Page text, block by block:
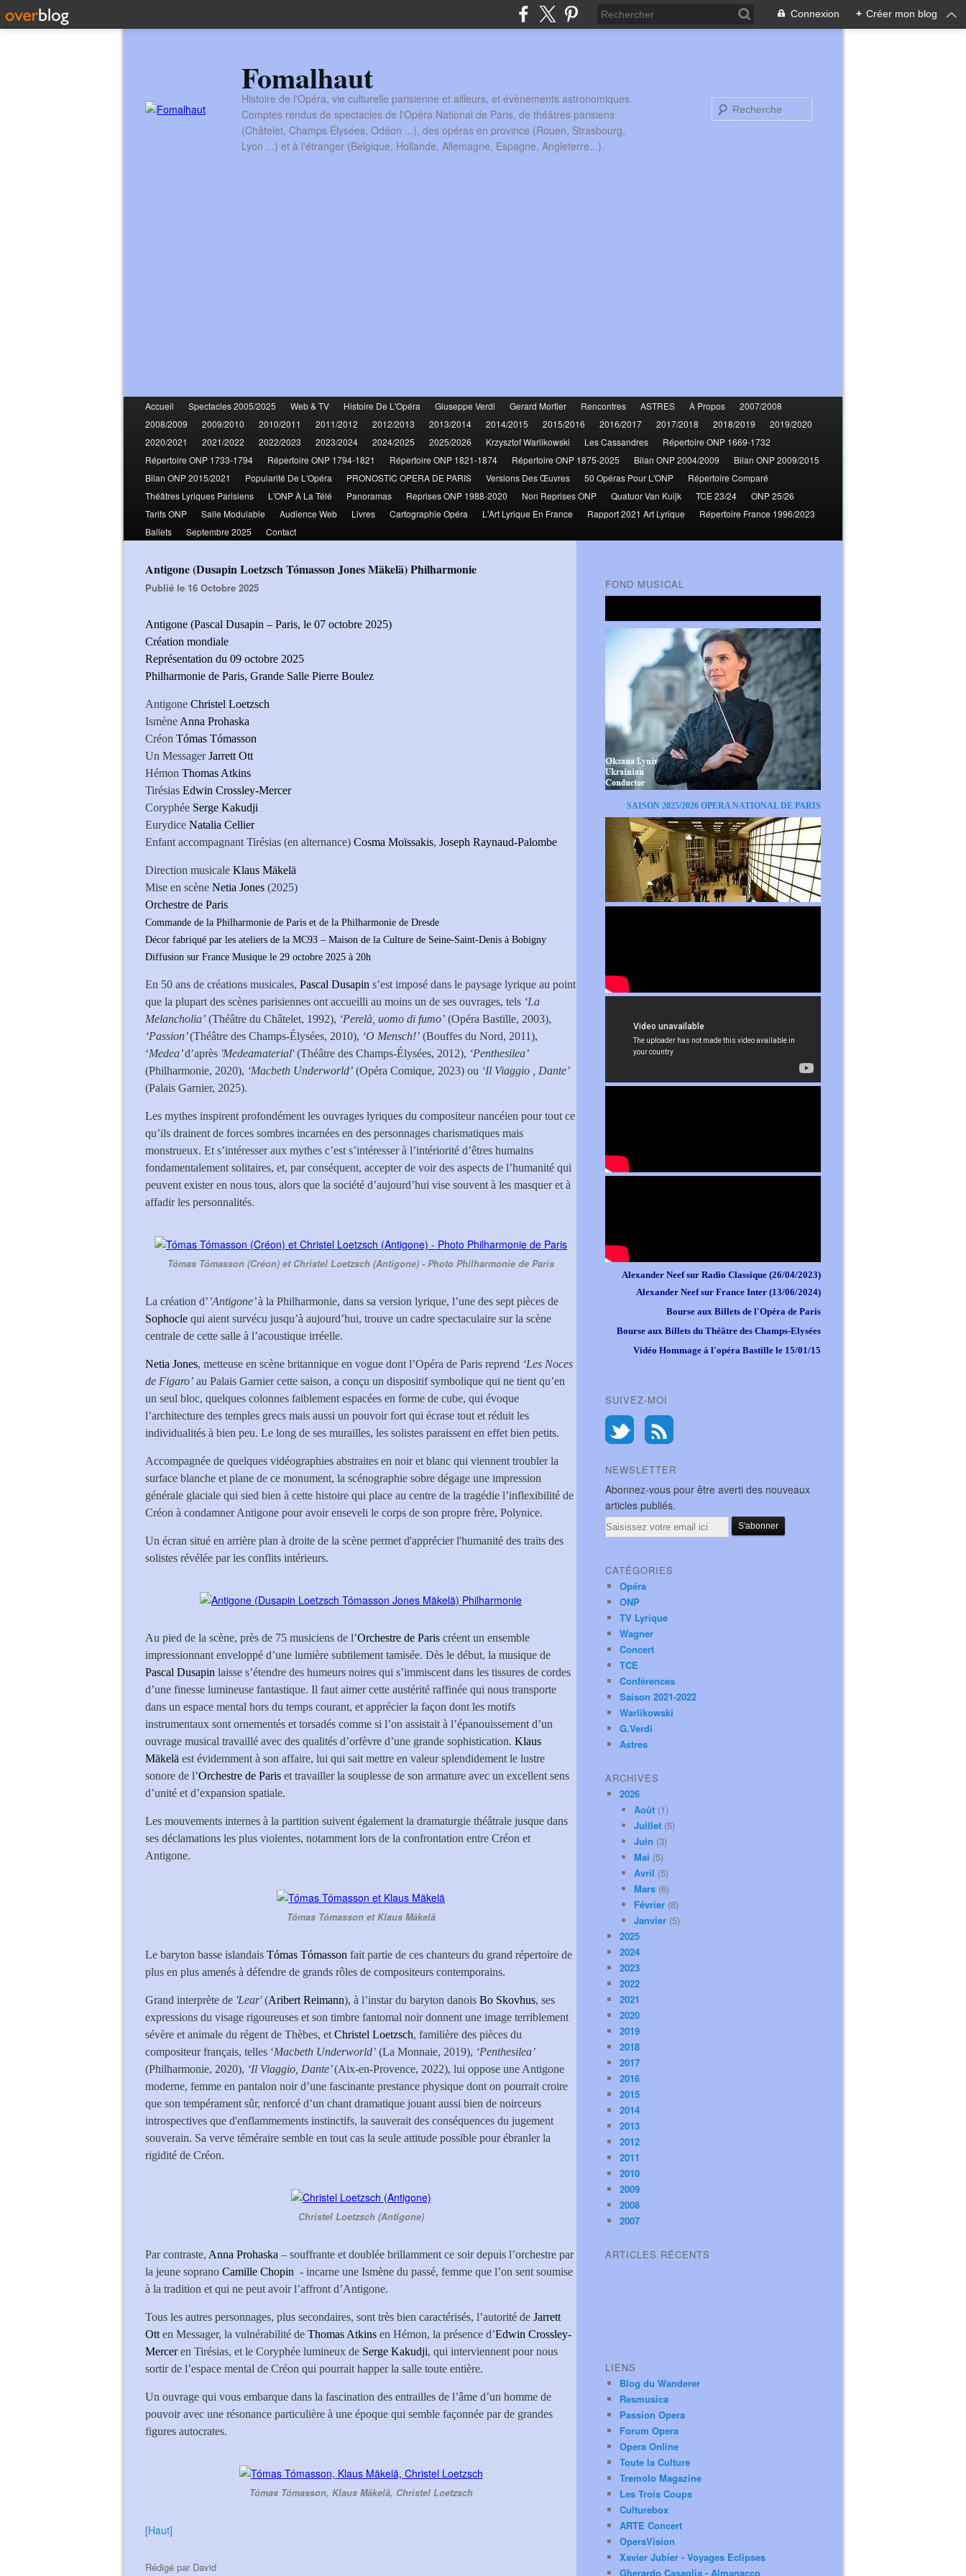
Connexion + Créer mon blog
Fomalhaut
Histoire de l'Opéra, vie culturelle parisienne et ailleurs, et évènements astronomiques.
Comptes rendus de spectacles de l'Opéra National de Paris, de théâtres parisiens
(Châtelet, Champs Élysées, Odéon ...), des opéras en province (Rouen, Strasbourg,
Lyon ...) et à l'étranger (Belgique, Hollande, Allemagne, Espagne, Angleterre...).
Accueil Spectacles 2005/2025 Web & TV Histoire De L'Opéra Giuseppe Verdi Gerard Mortier Rencontres ASTRES À Propos
2007/2008
2008/2009
2009/2010 2010/2011 2011/2012 2012/2013 2013/2014 2014/2015 2015/2016 2016/2017 2017/2018 2018/2019
2019/2020
2020/2021
2021/2022 2022/2023 2023/2024 2024/2025 2025/2026 Krzysztof Warlikowski Les Cassandres
Répertoire ONP 1669-1732
Répertoire ONP 1733-1794
Répertoire ONP 1794-1821 Répertoire ONP 1821-1874 Répertoire ONP 1875-2025 Bilan ONP 2004/2009
Bilan ONP 2009/2015
Bilan ONP 2015/2021
Popularité De L'Opéra PRONOSTIC OPERA DE PARIS Versions Des Œuvres 50 Opéras Pour L'ONP
Répertoire Comparé
Théâtres Lyriques Parisiens
L'ONP À La Télé Panoramas Reprises ONP 1988-2020 Non Reprises ONP Quatuor Van Kuijk TCE 23/24
ONP 25/26
Tarifs ONP
Salle Modulable Audience Web Livres Cartographie Opéra L'Art Lyrique En France Rapport 2021 Art Lyrique
Répertoire France 1996/2023
Ballets
Septembre 2025 Contact
Antigone (Dusapin Loetzsch Tómasson Jones Mäkelä) Philharmonie
Publié le 16 Octobre 2025
Antigone (Pascal Dusapin – Paris, le 07 octobre 2025)
Création mondiale
Représentation du 09 octobre 2025
Philharmonie de Paris, Grande Salle Pierre Boulez
Antigone Christel Loetzsch
Ismène Anna Prohaska
Créon Tómas Tómasson
Un MessagerJarrett Ott
Hémon Thomas Atkins
Tirésias Edwin Crossley-Mercer
Coryphée Serge Kakudji
Eurydice Natalia Cellier
Enfant accompagnant Tirésias (en alternance) Cosma Moïssakis, Joseph Raynaud-Palombe
Direction musicale Klaus Mäkelä
Mise en scène Netia Jones (2025)
Orchestre de Paris
Commande de la Philharmonie de Paris et de la Philharmonie de Dresde
Décor fabriqué par les ateliers de la MC93 – Maison de la Culture de Seine-Saint-Denis à Bobigny
Diffusion sur France Musique le 29 octobre 2025 à 20h
En 50 ans de créations musicales, Pascal Dusapin s’est imposé dans le paysage lyrique au point
que la plupart des scènes parisiennes ont accueilli au moins un de ses ouvrages, tels ‘La
Melancholia’ (Théâtre du Châtelet, 1992), ‘Perelà, uomo di fumo’ (Opéra Bastille, 2003),
‘Passion’(Théâtre des Champs-Élysées, 2010), ‘O Mensch!’ (Bouffes du Nord, 2011),
‘Medea’d’après 'Medeamaterial'(Théâtre des Champs-Élysées, 2012), ‘Penthesilea’
(Philharmonie, 2020), ‘Macbeth Underworld’ (Opéra Comique, 2023) ou ‘Il Viaggio , Dante’
(Palais Garnier, 2025).
Les mythes inspirent profondément les ouvrages lyriques du compositeur nancéien pour tout ce
qu’ils drainent de forces sombres incarnées en des personnages charismatiques mais
monstrueux. Et s’intéresser aux mythes c’est s’intéresser à l’intériorité d’êtres humains
fondamentalement solitaires, et, par conséquent, accepter de voir des aspects de l’humanité qui
peuvent exister en nous tous, alors que la société d’aujourd’hui vise souvent à les masquer et à
affadir les personnalités.
Tómas Tómasson (Créon) et Christel Loetzsch (Antigone) - Photo Philharmonie de Paris
La création d’’Antigone’à la Philharmonie, dans sa version lyrique, l’une des sept pièces de
Sophocle qui aient survécu jusqu’à aujourd’hui, trouve un cadre spectaculaire sur la scène
centrale de cette salle à l’acoustique irréelle.
Netia Jones, metteuse en scène britannique en vogue dont l’Opéra de Paris reprend ‘Les Noces
de Figaro’ au Palais Garnier cette saison, a conçu un dispositif symbolique qui ne tient qu’en
un seul bloc, quelques colonnes faiblement espacées en forme de cube, qui évoque
l’architecture des temples grecs mais aussi un pouvoir fort qui écrase tout et réduit les
individualités à bien peu. Le long de ses murailles, les solistes paraissent en effet bien petits.
Accompagnée de quelques vidéographies abstraites en noir et blanc qui viennent troubler la
surface blanche et plane de ce monument, la scénographie sobre dégage une impression
générale glaciale qui sied bien à cette histoire qui place au centre de la tragédie l’inflexibilité de
Créon à condamner Antigone pour avoir enseveli le corps de son propre frère, Polynice.
Un écran situé en arrière plan à droite de la scène permet d'apprécier l'humanité des traits des
solistes révélée par les conflits intérieurs.
Au pied de la scène, près de 75 musiciens de l’Orchestre de Paris créent un ensemble
impressionnant enveloppé d’une lumière subtilement tamisée. Dès le début, la musique de
Pascal Dusapin laisse s’étendre des humeurs noires qui s’immiscent dans les tissures de cordes
d’une finesse lumineuse fantastique. Il faut aimer cette austérité raffinée qui nous transporte
dans un espace mental hors du temps courant, et apprécier la façon dont les motifs
instrumentaux sont ornementés et torsadés comme si l’on assistait à l’épanouissement d’un
ouvrage musical travaillé avec des qualités d’orfèvre d’une grande sophistication. Klaus
Mäkelä est évidemment à son affaire, lui qui sait mettre en valeur splendidement le lustre
sonore de l’Orchestre de Paris et travailler la souplesse de son armature avec un excellent sens
d’unité et d’expansion spatiale.
Les mouvements internes à la partition suivent également la dramaturgie théâtrale jusque dans
ses déclamations les plus violentes, notamment lors de la confrontation entre Créon et
Antigone.
Tómas Tómasson et Klaus Mäkelä
Le baryton basse islandais Tómas Tómasson fait partie de ces chanteurs du grand répertoire de
plus en plus amenés à défendre de grands rôles de compositeurs contemporains.
Grand interprète de 'Lear'(Aribert Reimann), à l’instar du baryton danois Bo Skovhus, ses
expressions du visage rigoureuses et son timbre fantomal noir donnent une image terriblement
sévère et animale du régent de Thèbes, et Christel Loetzsch, familière des pièces du
compositeur français, telles ‘Macbeth Underworld’ (La Monnaie, 2019), ‘Penthesilea’
(Philharmonie, 2020), ‘Il Viaggio, Dante’(Aix-en-Provence, 2022), lui oppose une Antigone
moderne, femme en pantalon noir d’une fascinante prestance physique dont on pourrait croire
que son tempérament sûr, renforcé d’un chant dramatique jouant aussi bien de noirceurs
introspectives que d'enflammements instinctifs, la sauverait des conséquences du jugement
souverain. Sa verve téméraire semble en tout cas la seule attitude possible pour ébranler la
rigidité de Créon.
Christel Loetzsch (Antigone)
Par contraste, Anna Prohaska – souffrante et doublée brillamment ce soir depuis l’orchestre par
la jeune soprano Camille Chopin - incarne une Ismène du passé, femme que l’on sent soumise
à la tradition et qui ne peut avoir l’affront d’Antigone.
Tous les autres personnages, plus secondaires, sont très bien caractérisés, l’autorité de Jarrett
Ott en Messager, la vulnérabilité de Thomas Atkins en Hémon, la présence d’Edwin Crossley-
Merceren Tirésias, et le Coryphée lumineux de Serge Kakudji, qui interviennent pour nous
sortir de l’espace mental de Créon qui pourrait happer la salle toute entière.
Un ouvrage qui vous embarque dans la fascination des entrailles de l’âme d’un homme de
pouvoir avec une résonance particulière à une époque qui semble façonnée par de grandes
figures autocrates.
Tómas Tómasson, Klaus Mäkelä, Christel Loetzsch
[Haut]
Rédigé par David
FOND MUSICAL
SAISON 2025/2026 OPERA NATIONAL DE PARIS
Alexander Neef sur Radio Classique (26/04/2023)
Alexander Neef sur France Inter (13/06/2024)
Bourse aux Billets de l'Opéra de Paris
Bourse aux Billets du Théâtre des Champs-Elysées
Vidéo Hommage à l'opéra Bastille le 15/01/15
SUIVEZ-MOI
NEWSLETTER
Abonnez-vous pour être averti des nouveaux
articles publiés.
Email
CATÉGORIES
Opéra
ONP
TV Lyrique
Wagner
Concert
TCE
Conférences
Saison 2021-2022
Warlikowski
G.Verdi
Astres
ARCHIVES
2026
Août (1)
Juillet (5)
Juin (3)
Mai (5)
Avril (5)
Mars (6)
Février (8)
Janvier (5)
2025
2024
2023
2022
2021
2020
2019
2018
2017
2016
2015
2014
2013
2012
2011
2010
2009
2008
2007
ARTICLES RÉCENTS
LIENS
Blog du Wanderer
Resmusica
Passion Opera
Forum Opera
Opera Online
Toute la Culture
Tremolo Magazine
Les Trois Coups
Culturebox
ARTE Concert
OperaVision
Xavier Jubier - Voyages Eclipses
Gherardo Casaglia - Almanacco